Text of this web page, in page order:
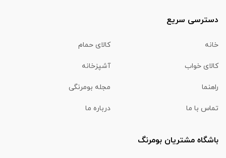
دسترسی سریع
خانه کالای حمام
کالای خواب آشپزخانه
راهنما مجله بومرنگی
تماس با ما درباره ما
باشگاه مشتریان بومرنگ